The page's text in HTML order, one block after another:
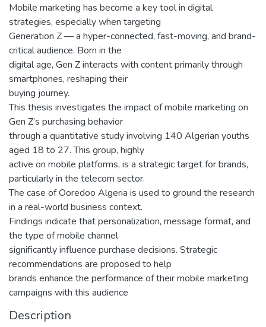
Mobile marketing has become a key tool in digital
strategies, especially when targeting
Generation Z — a hyper-connected, fast-moving, and brand-
critical audience. Born in the
digital age, Gen Z interacts with content primarily through
smartphones, reshaping their
buying journey.
This thesis investigates the impact of mobile marketing on
Gen Z’s purchasing behavior
through a quantitative study involving 140 Algerian youths
aged 18 to 27. This group, highly
active on mobile platforms, is a strategic target for brands,
particularly in the telecom sector.
The case of Ooredoo Algeria is used to ground the research
in a real-world business context.
Findings indicate that personalization, message format, and
the type of mobile channel
significantly influence purchase decisions. Strategic
recommendations are proposed to help
brands enhance the performance of their mobile marketing
campaigns with this audience
Description